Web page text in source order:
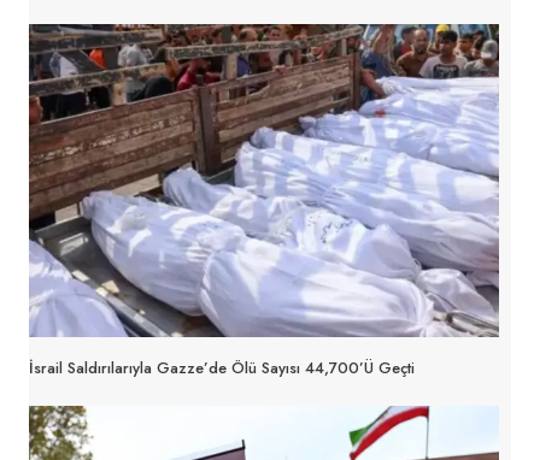
İsrail Saldırılarıyla Gazze’de Ölü Sayısı 44,700’ü Geçti